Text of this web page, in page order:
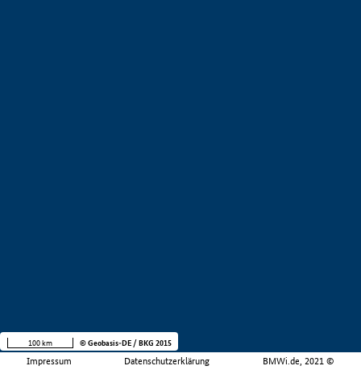
Impressum Datenschutzerklärung BMWi.de, 2021 ©
100 km © Geobasis-DE / BKG 2015